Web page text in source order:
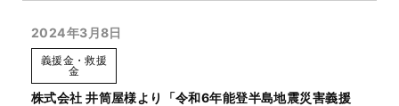
2024年3月8日
義援金・救援
金
株式会社 井筒屋様より「令和6年能登半島地震災害義援